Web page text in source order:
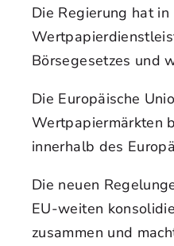
Die Regierung hat
Börsegesetzes und
Die Europäische
Wertpapiermärkten
innerhalb des
Die neuen
EU-weiten
zusammen und